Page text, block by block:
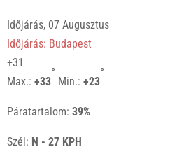
Időjárás, 07 Augusztus
Időjárás: Budapest
+31
Max.:+33
°
Min.:+23
°
Páratartalom:39%
Szél: N - 27 KPH